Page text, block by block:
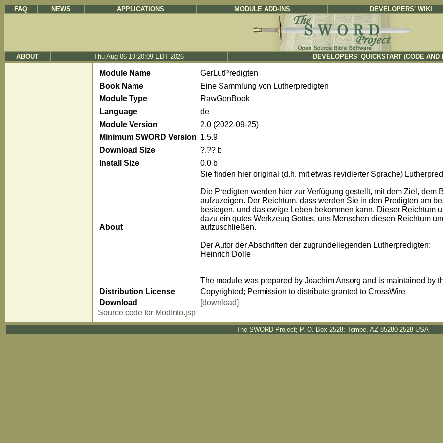
FAQ NEWS APPLICATIONS MODULE ADD-INS DEVELOPERS' WIKI
ABOUT Thu Aug 06 19:20:09 EDT 2026 DEVELOPERS' QUICKSTART (CODE AND
Module Name
GerLutPredigten
Book Name
Eine Sammlung von Lutherpredigten
Module Type
RawGenBook
Language
de
Module Version
2.0 (2022-09-25)
Minimum SWORD Version 1.5.9
Download Size
?.?? b
Install Size
0.0 b
About
Sie finden hier original (d.h. mit etwas revidierter Sprache)
Die Predigten werden hier zur Verfügung gestellt, mit dem Ziel, dem
aufzuzeigen. Der Reichtum, dass werden Sie in den Predigten am
besiegen, und das ewige Leben bekommen kann. Dieser Reichtum
dazu ein gutes Werkzeug Gottes, uns Menschen diesen Reichtum
aufzuschließen.
Der Autor der Abschriften der zugrundeliegenden Lutherpredigten:
Heinrich Dolle
The module was prepared by Joachim Ansorg and is maintained by
Distribution License
Copyrighted; Permission to distribute granted to CrossWire
Download
[download]
Source code for ModInfo.jsp
The SWORD Project; P. O. Box 2528; Tempe, AZ 85280-2528 USA